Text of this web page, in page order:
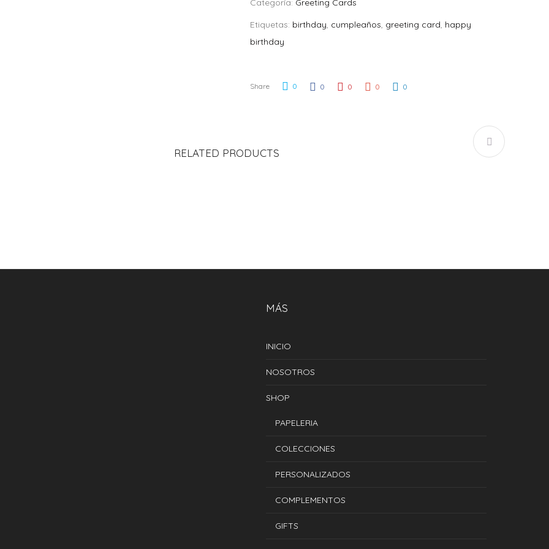
Categoría: Greeting Cards
Etiquetas: birthday, cumpleaños, greeting card, happy
birthday
Share 0 0 0 0 0
RELATED PRODUCTS
MÁS
INICIO
NOSOTROS
SHOP
PAPELERIA
COLECCIONES
PERSONALIZADOS
COMPLEMENTOS
GIFTS